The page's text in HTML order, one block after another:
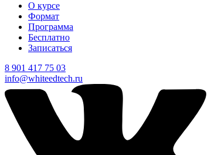
О курсе
Формат
Программа
Бесплатно
Записаться
8 901 417 75 03
info@whiteedtech.ru